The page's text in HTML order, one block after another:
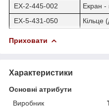
EX-2-445-002
Екран -
EX-5-431-050
Кільце
Приховати
Характеристики
Основні атрибути
Виробник